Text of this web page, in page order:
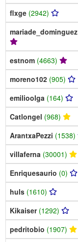
flxge (2942)
mariade_dominguez
estnom (4663)
moreno102 (905)
emilioolga (164)
Catlongel (968)
ArantxaPezzi (1538)
villaferna (30001)
Enriquesaurio (0)
huls (1610)
Kikaiser (1292)
pedritobio (1907)